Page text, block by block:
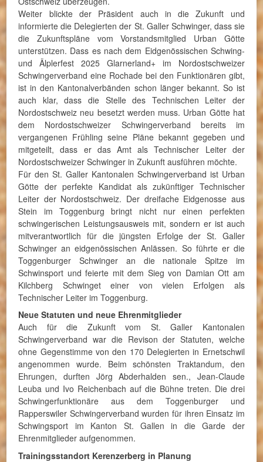
Weiter blickte der Präsident auch in die Zukunft und
informierte die Delegierten der St. Galler Schwinger, dass sie
die Zukunftspläne vom Vorstandsmitglied Urban Götte
unterstützen. Dass es nach dem Eidgenössischen Schwing-
und Älplerfest 2025 Glarnerland+ im Nordostschweizer
Schwingerverband eine Rochade bei den Funktionären gibt,
ist in den Kantonalverbänden schon länger bekannt. So ist
auch klar, dass die Stelle des Technischen Leiter der
Nordostschweiz neu besetzt werden muss. Urban Götte hat
dem Nordostschweizer Schwingerverband bereits im
vergangenen Frühling seine Pläne bekannt gegeben und
mitgeteilt, dass er das Amt als Technischer Leiter der
Nordostschweizer Schwinger in Zukunft ausführen möchte.
Für den St. Galler Kantonalen Schwingerverband ist Urban
Götte der perfekte Kandidat als zukünftiger Technischer
Leiter der Nordostschweiz. Der dreifache Eidgenosse aus
Stein im Toggenburg bringt nicht nur einen perfekten
schwingerischen Leistungsausweis mit, sondern er ist auch
mitverantwortlich für die jüngsten Erfolge der St. Galler
Schwinger an eidgenössischen Anlässen. So führte er die
Toggenburger Schwinger an die nationale Spitze im
Schwinsport und feierte mit dem Sieg von Damian Ott am
Kilchberg Schwinget einer von vielen Erfolgen als
Technischer Leiter im Toggenburg.
Neue Statuten und neue Ehrenmitglieder
Auch für die Zukunft vom St. Galler Kantonalen
Schwingerverband war die Revison der Statuten, welche
ohne Gegenstimme von den 170 Delegierten in Ernetschwil
angenommen wurde. Beim schönsten Traktandum, den
Ehrungen, durften Jörg Abderhalden sen., Jean-Claude
Leuba und Ivo Reichenbach auf die Bühne treten. Die drei
Schwingerfunktionäre aus dem Toggenburger und
Rapperswiler Schwingerverband wurden für ihren Einsatz im
Schwingsport im Kanton St. Gallen in die Garde der
Ehrenmitglieder aufgenommen.
Trainingsstandort Kerenzerberg in Planung